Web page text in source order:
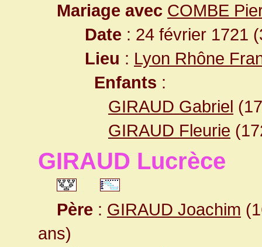
Mariage avec COMBE
Date : 24 février 1721
Lieu : Lyon Rhône
Enfants :
GIRAUD Gabriel
GIRAUD Fleurie
GIRAUD Lucrèce
Père : GIRAUD Joachim
ans)